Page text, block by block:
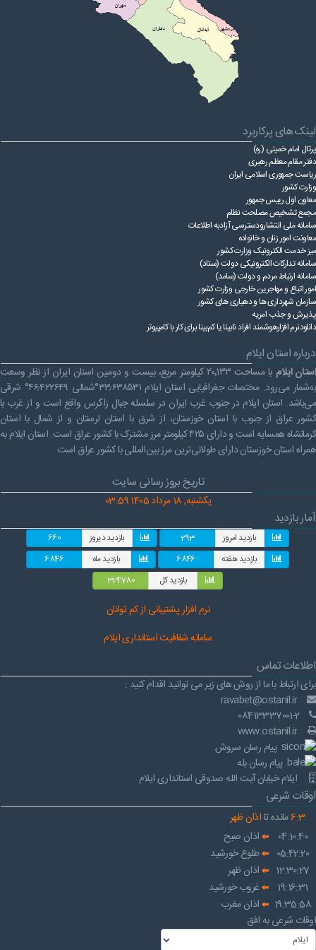
لینک های پرکاربرد
پرتال امام خمینی (ره)
دفتر مقام معظم رهبری
ریاست ‌جمهوری اسلامی ایران
وزارت کشور
معاون اول رییس جمهور
مجمع تشخیص مصلحت نظام
سامانه ملی انتشارودسترسی آزادبه اطلاعات
معاونت امور زنان و خانواده
میز خدمت الکترونیک وزارت کشور
سامانه تدارکات الکترونیکی دولت (ستاد)
سامانه ارتباط مردم و دولت (سامد)
امور اتباع و مهاجرین خارجی وزارت کشور
سازمان شهرداری ها و دهیاری های کشور
پذیرش و جذب امریه
دانلودنرم افزارهوشمند افراد نابینا یا کم‌بینا برای کار با کامپیوتر
درباره استان ایلام
استان ایلام
با مساحت ۲۰٬۱۳۳ کیلومتر مربع، بیست و دومین استان ایران از نظر وسعت
به‌شمار می‌رود. مختصات جغرافیایی استان ایلام ۳۳٫۶۳۸۵۳۱°شمالی ۴۶٫۴۲۲۶۴۹° شرقی
می‌باشد. استان ایلام در جنوب غرب ایران در سلسله جبال زاگرس واقع است و از غرب با
کشور عراق از جنوب با استان خوزستان، از شرق با استان لرستان و از شمال با استان
کرمانشاه همسایه است و دارای ۴۲۵ کیلومتر مرز مشترک با کشور عراق است. استان ایلام به
همراه استان خوزستان دارای طولانی‌ترین مرز بین‌المللی با کشور عراق است
تاریخ بروز رسانی سایت
یکشنبه, 18 مرداد 1405 03:59
آمار بازدید
بازدید امروز 293 بازدید دیروز
660
بازدید هفته
6846 بازدید ماه
6846
بازدید کل
324780
نرم افزار پشتیبانی از کم توانان
سامانه شفافیت استانداری ایلام
اطلاعات تماس
برای ارتباط با ما از روش های زیر می توانید اقدام کنید :
ravabet@ostanil.ir
www.ostanil.ir
پیام رسان سروش
پیام رسان بله
ایلام خیابان آیت الله صدوقی استانداری ایلام
اوقات شرعی
6:3 مانده تااذان ظهر
04:10:40
اذان صبح
05:42:20
طلوع خورشید
12:30:27
اذان ظهر
19:16:31
غروب خورشید
19:35:58
اذان مغرب
اوقات شرعی به افق